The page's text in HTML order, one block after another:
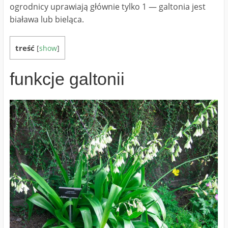
ogrodnicy uprawiają głównie tylko 1 ― galtonia jest
biaława lub bieląca.
treść [show]
funkcje galtonii